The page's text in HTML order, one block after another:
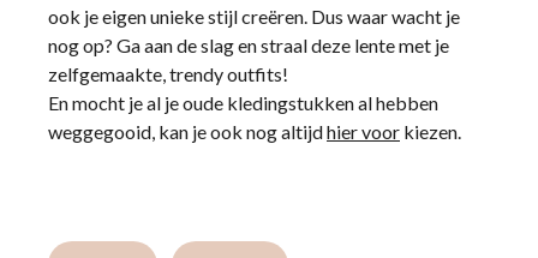
ook je eigen unieke stijl creëren. Dus waar wacht je
nog op? Ga aan de slag en straal deze lente met je
zelfgemaakte, trendy outfits!
En mocht je al je oude kledingstukken al hebben
weggegooid, kan je ook nog altijdhier voor kiezen.